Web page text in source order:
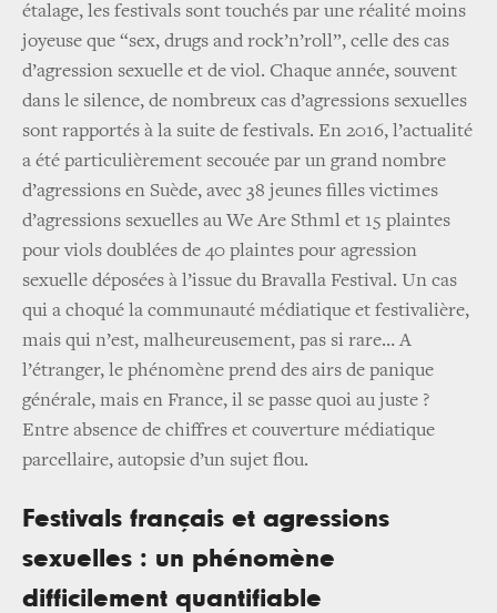
étalage, les festivals sont touchés par une réalité moins
joyeuse que “sex, drugs and rock’n’roll”, celle des cas
d’agression sexuelle et de viol. Chaque année, souvent
dans le silence, de nombreux cas d’agressions sexuelles
sont rapportés à la suite de festivals. En 2016, l’actualité
a été particulièrement secouée par un grand nombre
d’agressions en Suède, avec 38 jeunes filles victimes
d’agressions sexuelles au We Are Sthml et 15 plaintes
pour viols doublées de 40 plaintes pour agression
sexuelle déposées à l’issue du Bravalla Festival. Un cas
qui a choqué la communauté médiatique et festivalière,
mais qui n’est, malheureusement, pas si rare… A
l’étranger, le phénomène prend des airs de panique
générale, mais en France, il se passe quoi au juste ?
Entre absence de chiffres et couverture médiatique
parcellaire, autopsie d’un sujet flou.
Festivals français et agressions
sexuelles : un phénomène
difficilement quantifiable